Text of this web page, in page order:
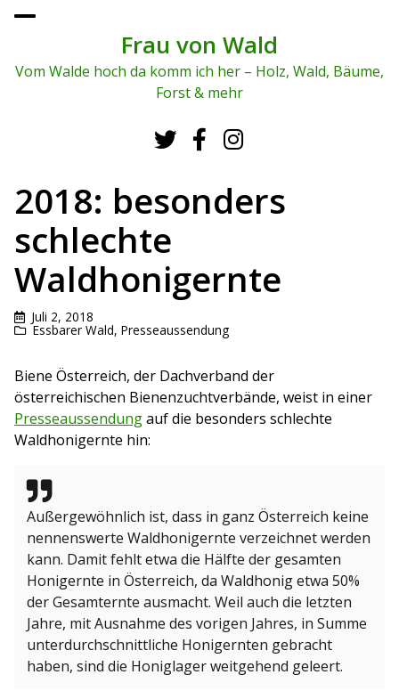
To
me
Frau von Wald
Vom Walde hoch da komm ich her – Holz, Wald, Bäume,
Forst & mehr
2018: besonders
schlechte
Waldhonigernte
Juli 2, 2018
Essbarer Wald, Presseaussendung
Biene Österreich, der Dachverband der
österreichischen Bienenzuchtverbände, weist in einer
Presseaussendungauf die besonders schlechte
Waldhonigernte hin:
Außergewöhnlich ist, dass in ganz Österreich keine
nennenswerte Waldhonigernte verzeichnet werden
kann. Damit fehlt etwa die Hälfte der gesamten
Honigernte in Österreich, da Waldhonig etwa 50%
der Gesamternte ausmacht. Weil auch die letzten
Jahre, mit Ausnahme des vorigen Jahres, in Summe
unterdurchschnittliche Honigernten gebracht
haben, sind die Honiglager weitgehend geleert.